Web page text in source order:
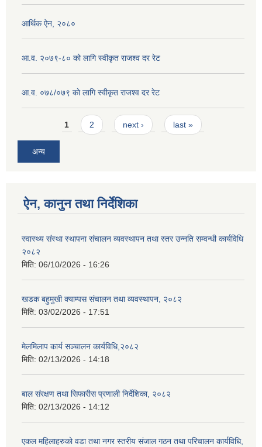
आर्थिक ऐन, २०८०
आ.व. २०७९-८० को लागि स्वीकृत राजश्व दर रेट
आ.व. ०७८/०७९ काे लागि स्वीकृत राजश्व दर रेट
Pages1 2 next › last »
अन्य
ऐन, कानुन तथा निर्देशिका
स्वास्थ्य संस्था स्थापना संचालन व्यवस्थापन तथा स्तर उन्नति सम्वन्धी कार्यविधि
२०८२
मिति: 06/10/2026 - 16:26
खडक बहुमुखी क्याम्पस संचालन तथा व्यवस्थापन, २०८२
मिति: 03/02/2026 - 17:51
मेलमिलाप कार्य सञ्चालन कार्यविधि,२०८२
मिति: 02/13/2026 - 14:18
बाल संरक्षण तथा सिफारीस प्रणाली निर्देशिका, २०८२
मिति: 02/13/2026 - 14:12
एकल महिलाहरुको वडा तथा नगर स्तरीय संजाल गठन तथा परिचालन कार्यविधि,